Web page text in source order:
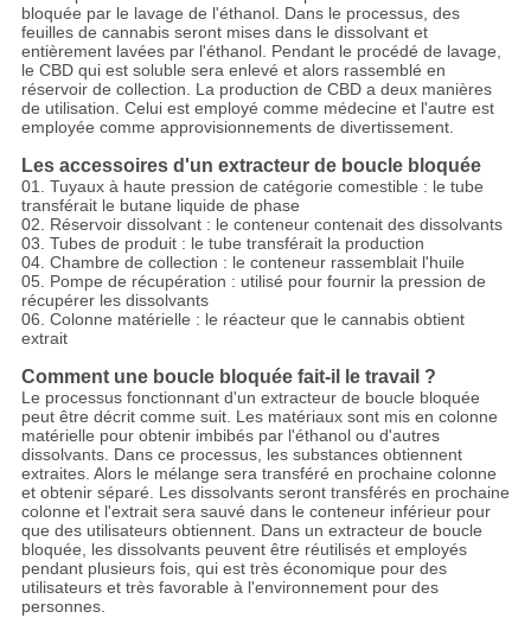
bloquée par le lavage de l'éthanol. Dans le processus, des
feuilles de cannabis seront mises dans le dissolvant et
entièrement lavées par l'éthanol. Pendant le procédé de lavage,
le CBD qui est soluble sera enlevé et alors rassemblé en
réservoir de collection. La production de CBD a deux manières
de utilisation. Celui est employé comme médecine et l'autre est
employée comme approvisionnements de divertissement.
Les accessoires d'un extracteur de boucle bloquée
01. Tuyaux à haute pression de catégorie comestible : le tube
transférait le butane liquide de phase
02. Réservoir dissolvant : le conteneur contenait des dissolvants
03. Tubes de produit : le tube transférait la production
04. Chambre de collection : le conteneur rassemblait l'huile
05. Pompe de récupération : utilisé pour fournir la pression de
récupérer les dissolvants
06. Colonne matérielle : le réacteur que le cannabis obtient
extrait
Comment une boucle bloquée fait-il le travail ?
Le processus fonctionnant d'un extracteur de boucle bloquée
peut être décrit comme suit. Les matériaux sont mis en colonne
matérielle pour obtenir imbibés par l'éthanol ou d'autres
dissolvants. Dans ce processus, les substances obtiennent
extraites. Alors le mélange sera transféré en prochaine colonne
et obtenir séparé. Les dissolvants seront transférés en prochaine
colonne et l'extrait sera sauvé dans le conteneur inférieur pour
que des utilisateurs obtiennent. Dans un extracteur de boucle
bloquée, les dissolvants peuvent être réutilisés et employés
pendant plusieurs fois, qui est très économique pour des
utilisateurs et très favorable à l'environnement pour des
personnes.